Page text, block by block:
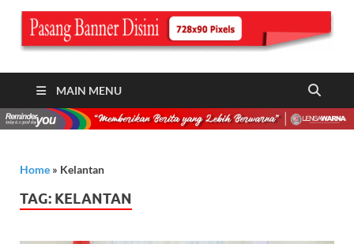
MAIN MENU
Home » Kelantan
TAG: KELANTAN